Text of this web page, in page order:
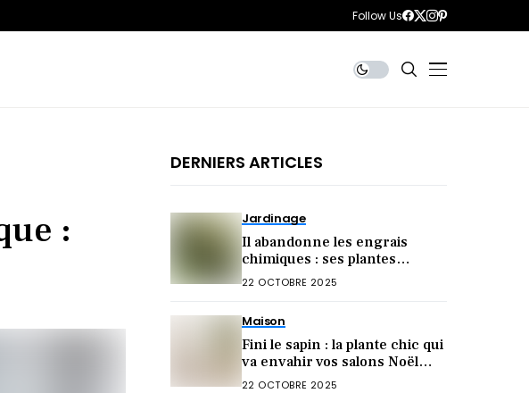
Follow Us
:
DERNIERS ARTICLES
Jardinage
Il abandonne les engrais
chimiques : ses plantes
explosent de santé (voici son
22 OCTOBRE 2025
Maison
Fini le sapin : la plante chic qui
va envahir vos salons Noël
2025 !
22 OCTOBRE 2025